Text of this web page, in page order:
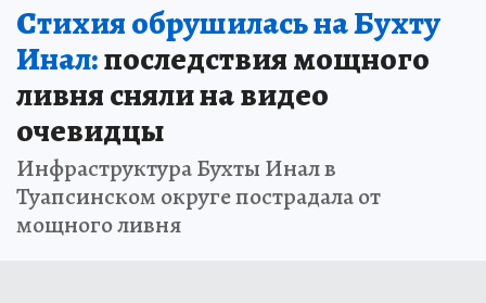
Стихия обрушилась на Бухту
Инал:последствия мощного
ливня сняли на видео
очевидцы
Инфраструктура Бухты Инал в
Туапсинском округе пострадала от
мощного ливня